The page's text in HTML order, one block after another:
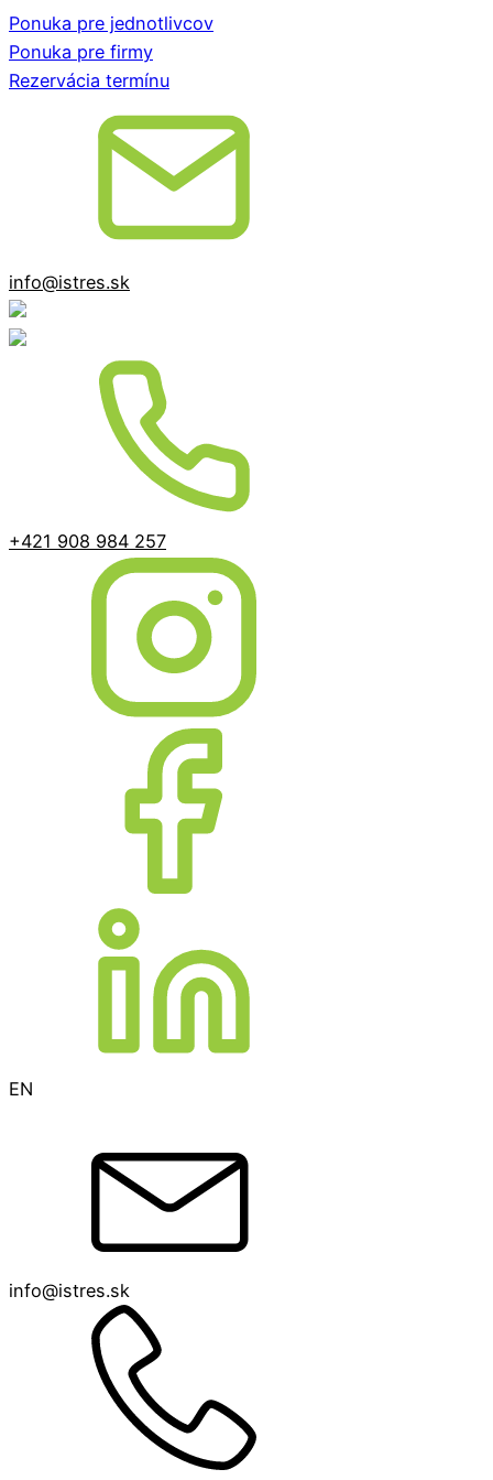
Ponuka pre jednotlivcov
Ponuka pre firmy
Rezervácia termínu
info@istres.sk
+421 908 984 257
EN
info@istres.sk